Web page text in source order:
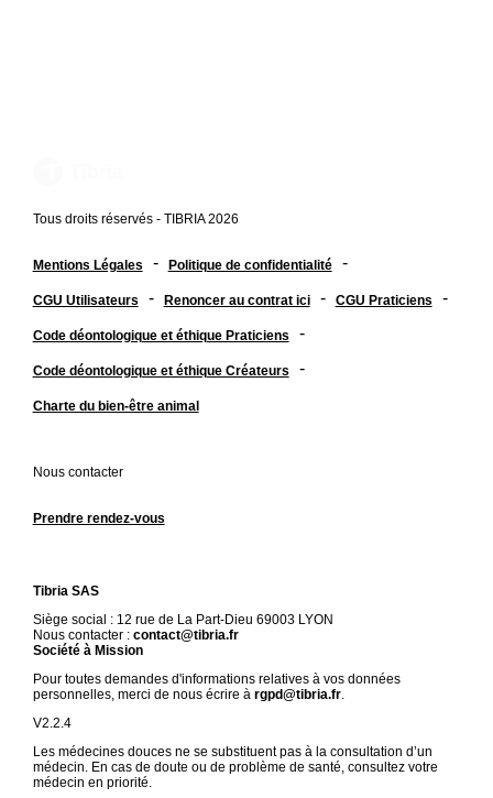
Tous droits réservés - TIBRIA 2026
Mentions Légales - Politique de confidentialité -
CGU Utilisateurs - Renoncer au contrat ici - CGU Praticiens -
Code déontologique et éthique Praticiens -
Code déontologique et éthique Créateurs -
Charte du bien-être animal
Nous contacter
Prendre rendez-vous
Tibria SAS
Siège social : 12 rue de La Part-Dieu 69003 LYON
Nous contacter : contact@tibria.fr
Société à Mission
Pour toutes demandes d'informations relatives à vos données
personnelles, merci de nous écrire à rgpd@tibria.fr.
V2.2.4
Les médecines douces ne se substituent pas à la consultation d’un
médecin. En cas de doute ou de problème de santé, consultez votre
médecin en priorité.